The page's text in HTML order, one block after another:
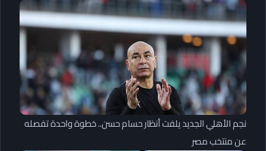
نجم الأهلي الجديد يلفت أنظار حسام حسن.. خطوة واحدة تفصله
عن منتخب مصر